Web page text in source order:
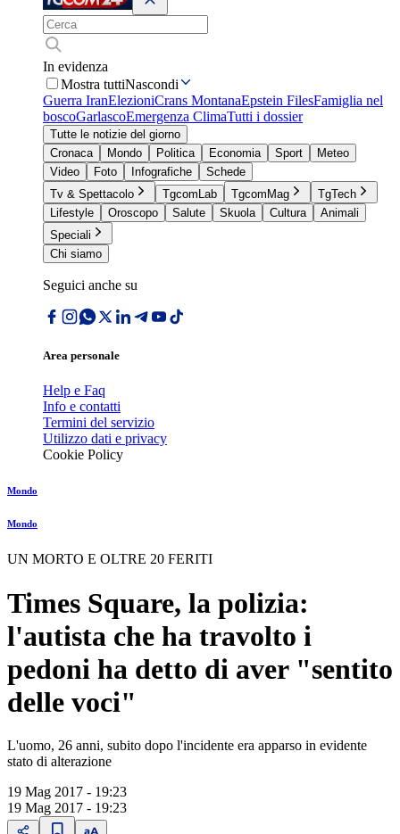
In evidenza
Mostra tuttiNascondi
Guerra IranElezioniCrans MontanaEpstein FilesFamiglia nel
boscoGarlascoEmergenza ClimaTutti i dossier
Tutte le notizie del giorno
Cronaca
Mondo Politica Economia Sport
Meteo
Video
Foto Infografiche
Schede
Tv & Spettacolo
TgcomLab TgcomMag
TgTech
Lifestyle
Oroscopo Salute Skuola Cultura
Animali
Speciali
Chi siamo
Seguici anche su
Area personale
Help e Faq
Info e contatti
Termini del servizio
Utilizzo dati e privacy
Cookie Policy
Mondo
Mondo
UN MORTO E OLTRE 20 FERITI
Times Square, la polizia:
l'autista che ha travolto i
pedoni ha detto di aver "sentito
delle voci"
L'uomo, 26 anni, subito dopo l'incidente era apparso in evidente
stato di alterazione
19 Mag 2017 - 19:23
19 Mag 2017 - 19:23